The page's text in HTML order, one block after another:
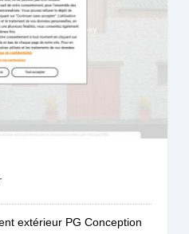
extérieur PG Conception